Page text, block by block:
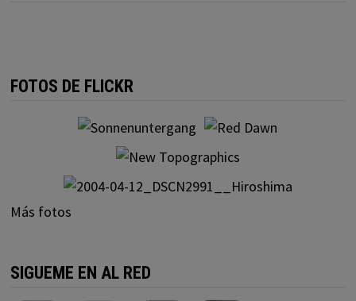
FOTOS DE FLICKR
Más fotos
SIGUEME EN AL RED